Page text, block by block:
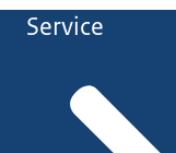
Service